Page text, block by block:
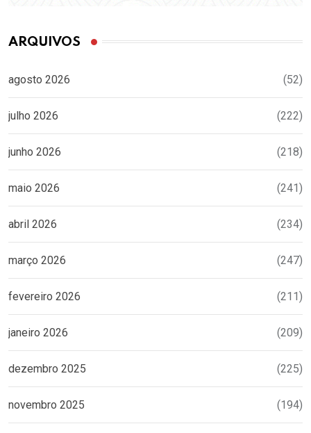
ARQUIVOS
agosto 2026 (52)
julho 2026 (222)
junho 2026 (218)
maio 2026 (241)
abril 2026 (234)
março 2026 (247)
fevereiro 2026 (211)
janeiro 2026 (209)
dezembro 2025 (225)
novembro 2025 (194)